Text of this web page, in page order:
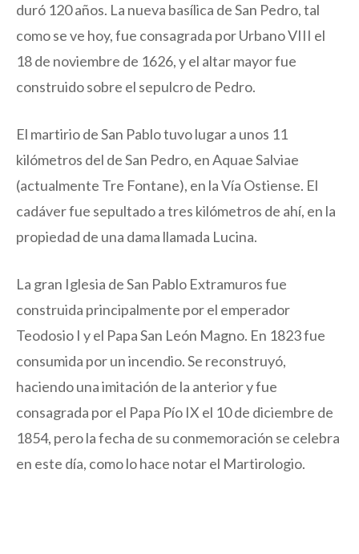
duró 120 años. La nueva basílica de San Pedro, tal
como se ve hoy, fue consagrada por Urbano VIII el
18 de noviembre de 1626, y el altar mayor fue
construido sobre el sepulcro de Pedro.
El martirio de San Pablo tuvo lugar a unos 11
kilómetros del de San Pedro, en Aquae Salviae
(actualmente Tre Fontane), en la Vía Ostiense. El
cadáver fue sepultado a tres kilómetros de ahí, en la
propiedad de una dama llamada Lucina.
La gran Iglesia de San Pablo Extramuros fue
construida principalmente por el emperador
Teodosio I y el Papa San León Magno. En 1823 fue
consumida por un incendio. Se reconstruyó,
haciendo una imitación de la anterior y fue
consagrada por el Papa Pío IX el 10 de diciembre de
1854, pero la fecha de su conmemoración se celebra
en este día, como lo hace notar el Martirologio.